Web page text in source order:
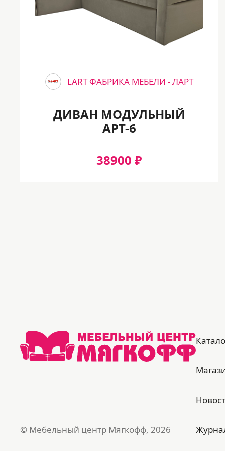
Да
LART ФАБРИКА МЕБЕЛИ - ЛАРТ
ДИВАН МОДУЛЬНЫЙ
АРТ-6
38900 ₽
© Мебельный центр Мягкофф, 2026